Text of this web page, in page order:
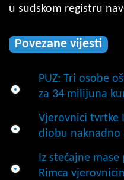
u sudskom registru
Povezane vijesti
PUZ: Tri osobe
za 34 milijuna
Vjerovnici tvrtke
diobu naknadno
Iz stečajne
Rimca